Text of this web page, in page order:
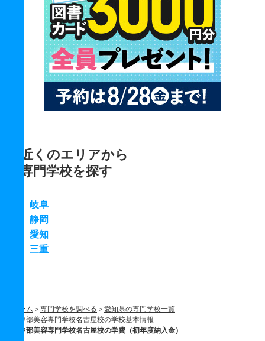
近くのエリアから
専門学校を探す
岐阜
静岡
愛知
三重
ホーム 専門学校を調べる
愛知県の専門学校一覧
中部美容専門学校名古屋校の学校基本情報
中部美容専門学校名古屋校の学費（初年度納入金）